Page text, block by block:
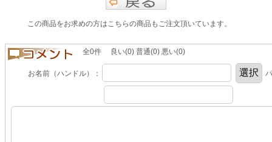
この商品をお求めの方はこちらの商品もご注文頂いています。
全0件 良い(0) 普通(0) 悪い(0)
お名前（ハンドル）：